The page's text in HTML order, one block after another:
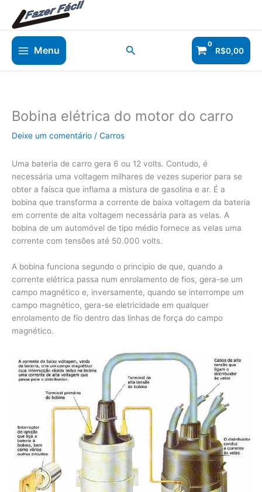
para
o
conteúdo Menu Pesquisar R$0,00
Bobina elétrica do motor do carro
Deixe um comentário / Carros
Uma bateria de carro gera 6 ou 12 volts. Contudo, é
necessária uma voltagem milhares de vezes superior para se
obter a faísca que inflama a mistura de gasolina e ar. É a
bobina que transforma a corrente de baixa voltagem da bateria
em corrente de alta voltagem necessária para as velas. A
bobina de um automóvel de tipo médio fornece as velas uma
corrente com tensões até 50.000 volts.
A bobina funciona segundo o principio de que, quando a
corrente elétrica passa num enrolamento de fios, gera-se um
campo magnético e, inversamente, quando se interrompe um
campo magnético, gera-se eletricidade em qualquer
enrolamento de fio dentro das linhas de força do campo
magnético.